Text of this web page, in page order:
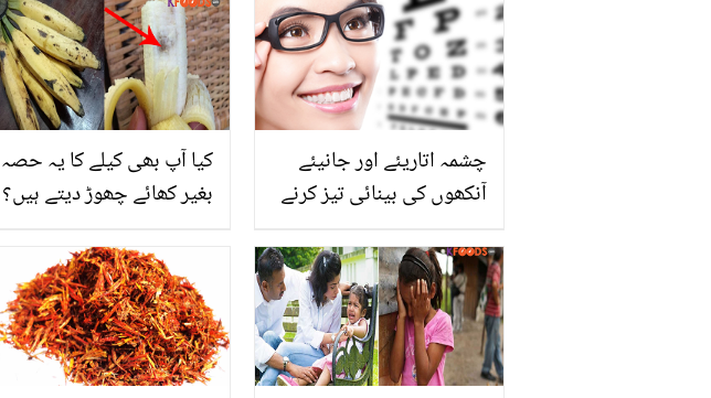
کیا آپ بھی کیلے کا یہ حصہ
بغیر کھائے چھوڑ دیتے ہیں؟
دلچسپ معلومات جو بہت
کم لوگ جانتے ہیں
چشمہ اتاریئے اور جانیئے
آنکھوں کی بینائی تیز کرنے
دیر نہ ہو جائے!